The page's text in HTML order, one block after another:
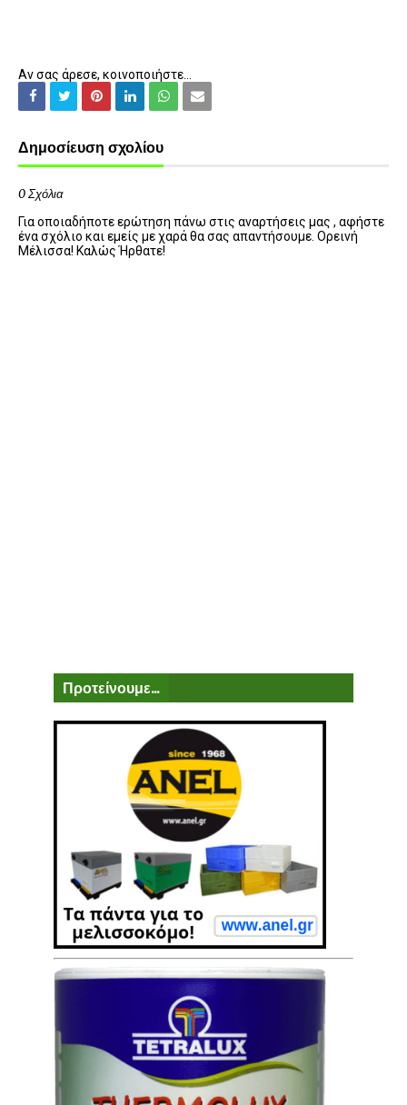
Αν σας άρεσε, κοινοποιήστε...
Δημοσίευση σχολίου
0 Σχόλια
Για οποιαδήποτε ερώτηση πάνω στις αναρτήσεις μας , αφήστε
ένα σχόλιο και εμείς με χαρά θα σας απαντήσουμε. Ορεινή
Μέλισσα! Καλώς Ήρθατε!
Προτείνουμε...